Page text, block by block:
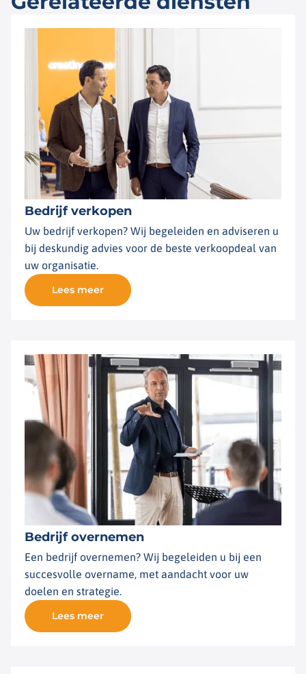
Bedrijf verkopen
Uw bedrijf verkopen? Wij begeleiden en adviseren u
bij deskundig advies voor de beste verkoopdeal van
uw organisatie.
Lees meer
Bedrijf overnemen
Een bedrijf overnemen? Wij begeleiden u bij een
succesvolle overname, met aandacht voor uw
doelen en strategie.
Lees meer